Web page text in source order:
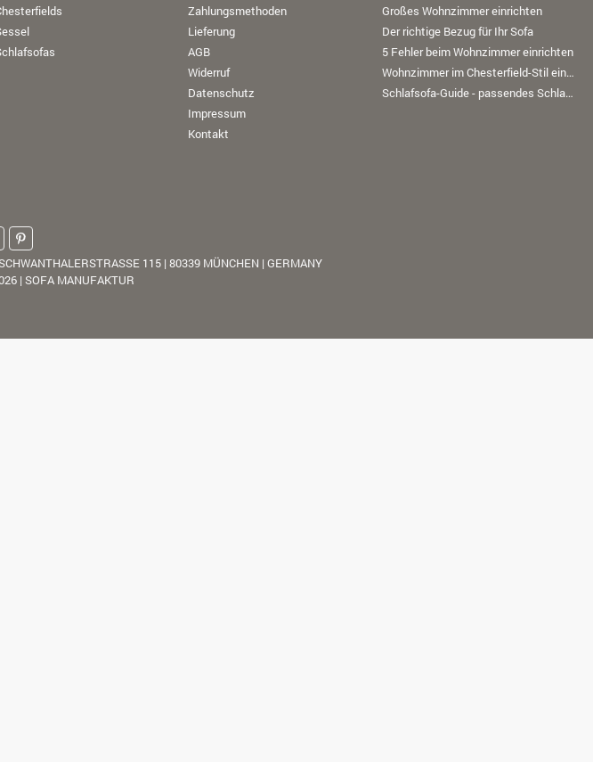
Zahlungsmethoden
Lieferung
AGB
Widerruf
Datenschutz
Impressum
Kontakt
Großes Wohnzimmer einrichten
Der richtige Bezug für Ihr Sofa
5 Fehler beim Wohnzimmer einrichten
Wohnzimmer im Chesterfield-Stil einrichten
Schlafsofa-Guide - passendes Schlafsofa finden
115 | 80339 MÜNCHEN | GERMANY
| SOFA MANUFAKTUR